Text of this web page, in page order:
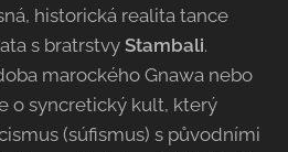
historická realita tance
s bratrstvy Stambali.
marockého Gnawa nebo
o syncretický kult, který
(súfismus) s původními